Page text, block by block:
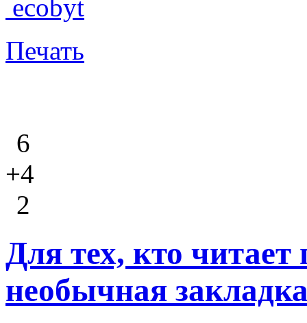
ecobyt
Печать
6
+4
2
Для тех, кто
необычная